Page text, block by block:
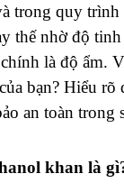
trong quy
thế nhờ độ
là độ ẩm.
bạn? Hiểu
an toàn trong
khan là